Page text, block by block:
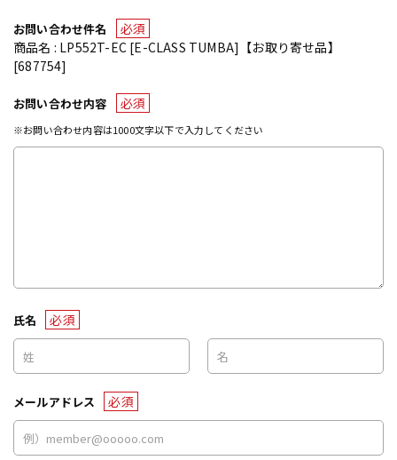
お問い合わせ件名
必須
商品名 : LP552T-EC [E-CLASS TUMBA]【お取り寄せ品】
[687754]
お問い合わせ内容 必須
※お問い合わせ内容は1000文字以下で入力してください
氏名 必須
メールアドレス 必須